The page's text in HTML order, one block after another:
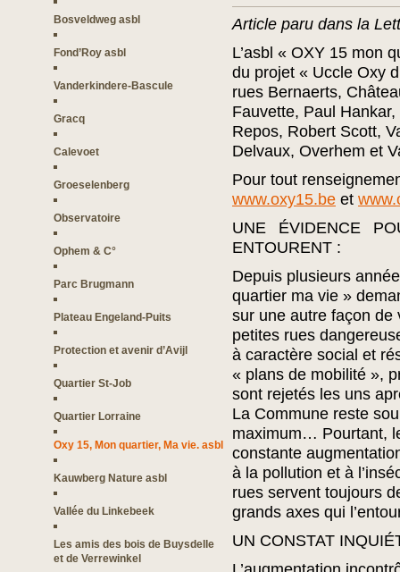
Bosveldweg asbl
Fond’Roy asbl
Vanderkindere-Bascule
Gracq
Calevoet
Groeselenberg
Observatoire
Ophem & C°
Parc Brugmann
Plateau Engeland-Puits
Protection et avenir d’Avijl
Quartier St-Job
Quartier Lorraine
Oxy 15, Mon quartier, Ma vie. asbl
Kauwberg Nature asbl
Vallée du Linkebeek
Les amis des bois de Buysdelle
et de Verrewinkel
Article paru dans la
L’asbl « OXY 15 mon
du projet « Uccle Oxy
rues Bernaerts,
Fauvette, Paul
Repos, Robert Scott,
Delvaux, Overhem et
Pour tout
www.oxy15.be et
UNE ÉVIDENCE
ENTOURENT :
Depuis plusieurs
quartier ma vie »
sur une autre façon de
petites rues
à caractère social et
« plans de mobilité »,
sont rejetés les uns
La Commune reste
maximum… Pourtant,
constante
à la pollution et à
rues servent toujours
grands axes qui
UN CONSTAT